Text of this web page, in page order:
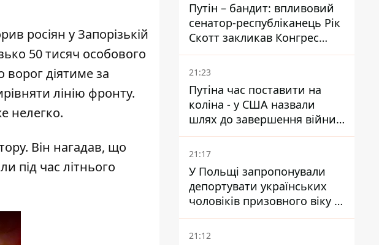
росіян у Запорізькій
50 тисяч особового
ворог діятиме за
лінію фронту.
нелегко.
Він нагадав, що
під час літнього
Путін – бандит: впливовий
сенатор-республіканець Рік
Скотт закликав Конгрес
притягнути РФ до
відповідальності за війну в
Україні
21:23
Путіна час поставити на
коліна - у США назвали
шлях до завершення війни -
National Security Journal
21:17
У Польщі запропонували
депортувати українських
чоловіків призовного віку -
кого це може торкнутися
21:12